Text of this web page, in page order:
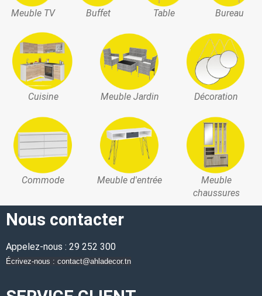
Meuble TV Buffet Table Bureau
Cuisine Meuble Jardin Décoration
Commode Meuble d'entrée
Meuble
chaussures
Nous contacter
Appelez-nous : 29 252 300
Écrivez-nous : contact@ahladecor.tn